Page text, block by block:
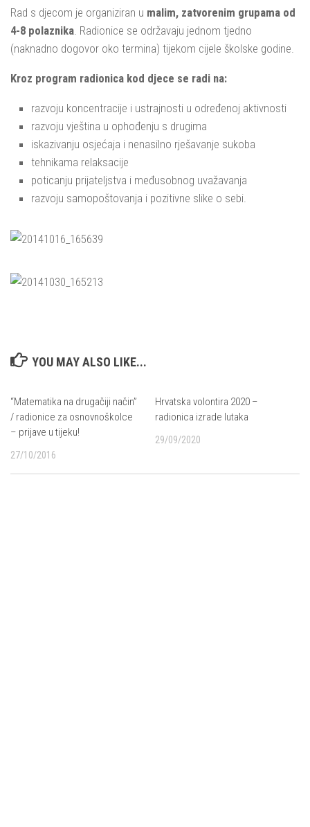
Rad s djecom je organiziran u malim, zatvorenim grupama od
4-8 polaznika. Radionice se održavaju jednom tjedno
(naknadno dogovor oko termina) tijekom cijele školske godine.
Kroz program radionica kod djece se radi na:
razvoju koncentracije i ustrajnosti u određenoj aktivnosti
razvoju vještina u ophođenju s drugima
iskazivanju osjećaja i nenasilno rješavanje sukoba
tehnikama relaksacije
poticanju prijateljstva i međusobnog uvažavanja
razvoju samopoštovanja i pozitivne slike o sebi.
YOU MAY ALSO LIKE...
“Matematika na drugačiji način”
/ radionice za osnovnoškolce
– prijave u tijeku!
27/10/2016
Hrvatska volontira 2020 –
radionica izrade lutaka
29/09/2020